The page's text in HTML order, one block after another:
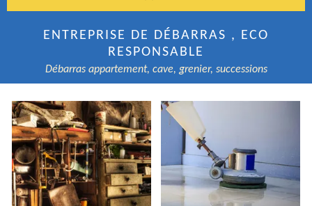
ENTREPRISE DE DÉBARRAS , ECO
RESPONSABLE
Débarras appartement, cave, grenier, successions